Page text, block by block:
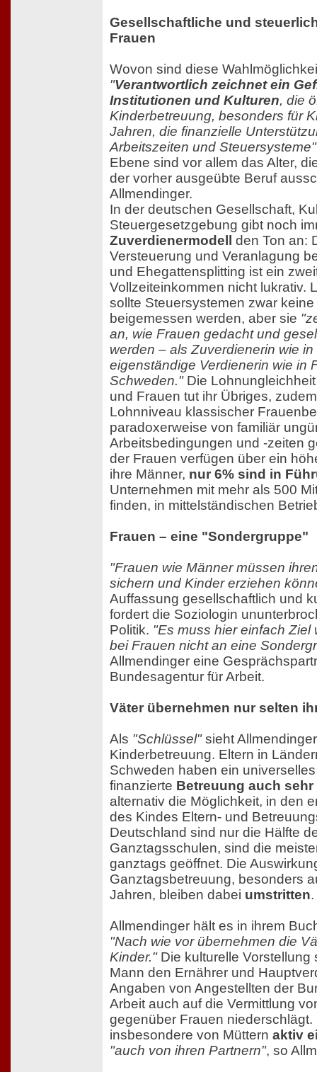
Gesellschaftliche und
Frauen
Wovon sind diese
"Verantwortlich zeichnet ein
Institutionen und Kulturen, die
Kinderbetreuung, besonders für
Jahren, die finanzielle
Arbeitszeiten und Steuersysteme"
Ebene sind vor allem das Alter,
der vorher ausgeübte Beruf
Allmendinger.
In der deutschen Gesellschaft,
Steuergesetzgebung gibt noch
Zuverdienermodell
den Ton an:
Versteuerung und Veranlagung
und Ehegattensplitting ist ein
Vollzeiteinkommen nicht lukrativ.
sollte Steuersystemen zwar
beigemessen werden, aber sie
an, wie Frauen gedacht und
werden – als Zuverdienerin wie
eigenständige Verdienerin wie in
Schweden."Die
und Frauen tut ihr Übriges,
Lohnniveau klassischer
paradoxerweise von familiär
Arbeitsbedingungen und -zeiten
der Frauen verfügen über ein
ihre Männer, nur 6% sind in
Unternehmen mit mehr als 500
finden, in mittelständischen
Frauen – eine "Sondergruppe"
"Frauen wie Männer müssen
sichern und Kinder erziehen
Auffassung gesellschaftlich und
fordert die Soziologin
Politik. "Es muss hier einfach Ziel
bei Frauen nicht an eine
Allmendinger eine
Bundesagentur für Arbeit.
Väter übernehmen nur selten
Als "Schlüssel"sieht
Kinderbetreuung. Eltern in
Schweden haben ein
finanzierte Betreuung auch
alternativ die Möglichkeit, in den
des Kindes Eltern- und
Deutschland sind nur die Hälfte
Ganztagsschulen, sind die
ganztags geöffnet. Die
Ganztagsbetreuung, besonders
Jahren, bleiben dabei umstritten.
Allmendinger hält es in ihrem
"Nach wie vor übernehmen die
Kinder."Die kulturelle Vorstellung
Mann den Ernährer und
Angaben von Angestellten der
Arbeit auch auf die Vermittlung
gegenüber Frauen niederschlägt.
insbesondere von Müttern aktiv
"auch von ihren Partnern", so